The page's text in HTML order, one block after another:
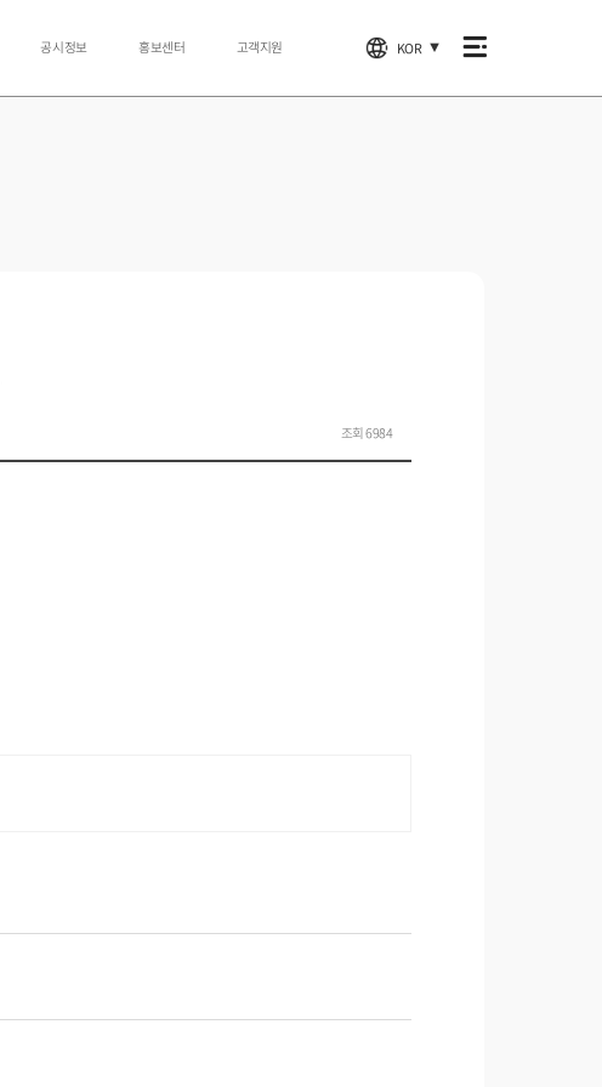
공시정보 홍보센터 고객지원 KOR ▼
조회 6984